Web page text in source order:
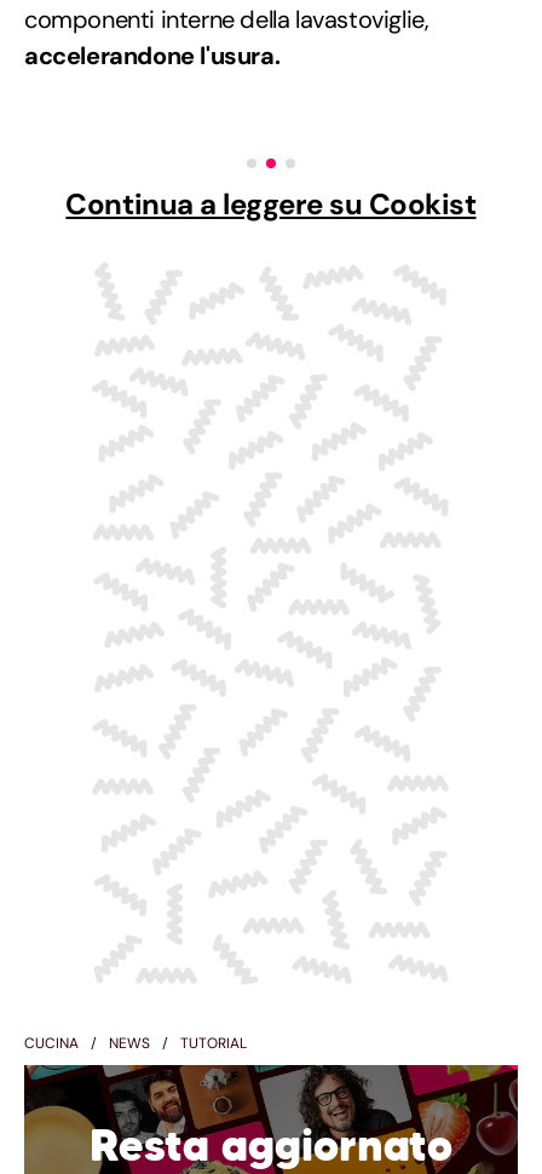
componenti interne della lavastoviglie,
accelerandone l'usura.
Continua a leggere su Cookist
CUCINA NEWS TUTORIAL
Resta aggiornato